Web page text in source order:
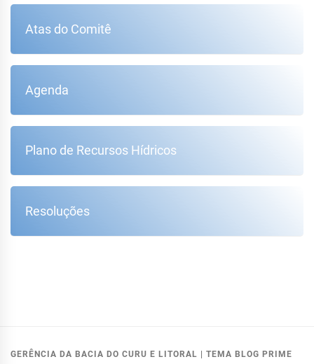
Atas do Comitê
Agenda
Plano de Recursos Hídricos
Resoluções
GERÊNCIA DA BACIA DO CURU E LITORAL
TEMA BLOG PRIME